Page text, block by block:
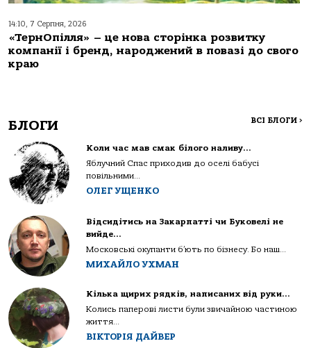
14:10, 7 Серпня, 2026
«ТернОпілля» – це нова сторінка розвитку
компанії і бренд, народжений в повазі до свого
краю
БЛОГИ ВСІ БЛОГИ >
Коли час мав смак білого наливу…
Яблучний Спас приходив до оселі бабусі
повільними...
ОЛЕГ УЩЕНКО
Відсидітись на Закарпатті чи Буковелі не
вийде…
Московські окупанти б’ють по бізнесу. Бо наш...
МИХАЙЛО УХМАН
Кілька щирих рядків, написаних від руки…
Колись паперові листи були звичайною частиною
життя...
ВІКТОРІЯ ДАЙВЕР